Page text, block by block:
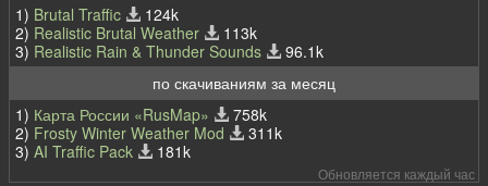
1) Brutal Traffic
124k
2) Realistic Brutal Weather
113k
3) Realistic Rain & Thunder Sounds
96.1k
по скачиваниям за месяц
1) Карта России «RusMap»
758k
2) Frosty Winter Weather Mod
311k
3) AI Traffic Pack 181k
Обновляется каждый час